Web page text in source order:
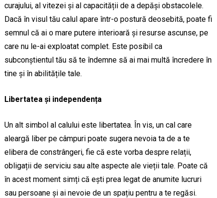
curajului, al vitezei și al capacității de a depăși obstacolele.
Dacă în visul tău calul apare într-o postură deosebită, poate fi
semnul că ai o mare putere interioară și resurse ascunse, pe
care nu le-ai exploatat complet. Este posibil ca
subconștientul tău să te îndemne să ai mai multă încredere în
tine și în abilitățile tale.
Libertatea și independența
Un alt simbol al calului este libertatea. În vis, un cal care
aleargă liber pe câmpuri poate sugera nevoia ta de a te
elibera de constrângeri, fie că este vorba despre relații,
obligații de serviciu sau alte aspecte ale vieții tale. Poate că
în acest moment simți că ești prea legat de anumite lucruri
sau persoane și ai nevoie de un spațiu pentru a te regăsi.